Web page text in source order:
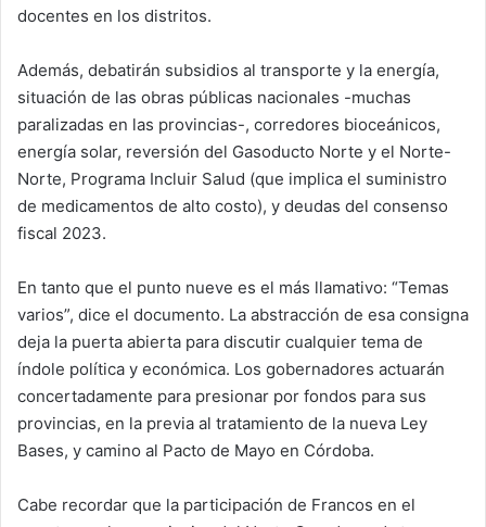
docentes en los distritos.
Además, debatirán subsidios al transporte y la energía,
situación de las obras públicas nacionales -muchas
paralizadas en las provincias-, corredores bioceánicos,
energía solar, reversión del Gasoducto Norte y el Norte-
Norte, Programa Incluir Salud (que implica el suministro
de medicamentos de alto costo), y deudas del consenso
fiscal 2023.
En tanto que el punto nueve es el más llamativo: “Temas
varios”, dice el documento. La abstracción de esa consigna
deja la puerta abierta para discutir cualquier tema de
índole política y económica. Los gobernadores actuarán
concertadamente para presionar por fondos para sus
provincias, en la previa al tratamiento de la nueva Ley
Bases, y camino al Pacto de Mayo en Córdoba.
Cabe recordar que la participación de Francos en el